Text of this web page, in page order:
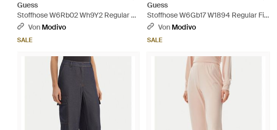
Guess
Stoffhose W6Rb02 Wh9Y2 Regular Fit
- Natur
Von Modivo
SALE
Guess
Stoffhose W6Gb17 W1894 Regular Fit
- Natur
Von Modivo
SALE